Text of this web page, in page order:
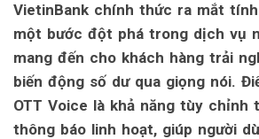
VietinBank chính thức ra mắt tính
một bước đột phá trong dịch vụ
mang đến cho khách hàng trải
biến động số dư qua giọng nói.
OTT Voice là khả năng tùy chỉnh
thông báo linh hoạt, giúp người